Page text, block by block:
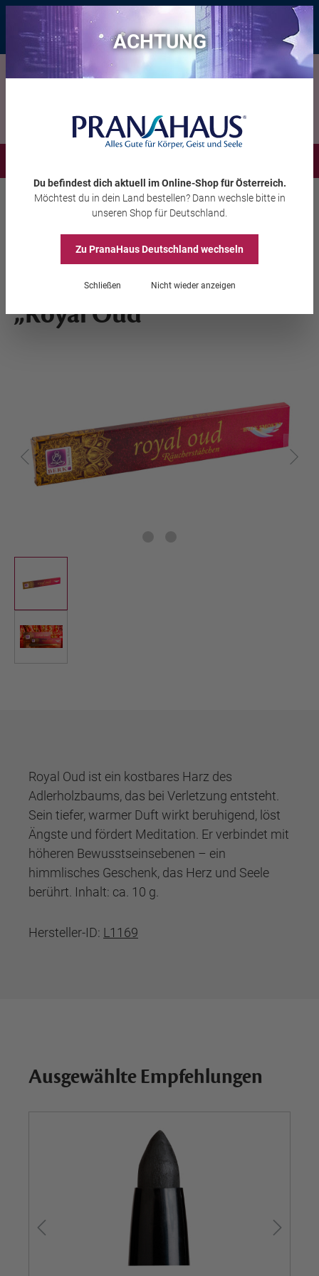
Bis zu 20 € Rabatt* mit dem Vorteils-Codeeintauchen , gültig bis
11.08.2026
GRATIS Räucherstäbchen
„Royal Oud”
Royal Oud ist ein kostbares Harz des
Adlerholzbaums, das bei Verletzung entsteht.
Sein tiefer, warmer Duft wirkt beruhigend, löst
Ängste und fördert Meditation. Er verbindet mit
höheren Bewusstseinsebenen – ein
himmlisches Geschenk, das Herz und Seele
berührt. Inhalt: ca. 10 g.
Hersteller-ID: L1169
Ausgewählte Empfehlungen
ACHTUNG
Du befindest dich aktuell im Online-Shopfür Österreich.
Möchtest du in dein Land bestellen? Dann wechsle bitte in
unseren Shop für Deutschland
Zu PranaHausDeutschland wechseln
Schließen Nicht wieder anzeigen